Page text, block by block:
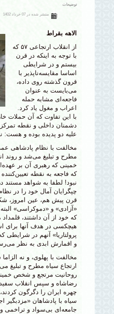
توضیحات
منتشر شده در 07 خرداد 1402
الاهه بقراط
از انقلاب ارتجاعی ۵۷ که
با توجه به اینکه در قرن
بیستم و در شرایطی
اساسا مقایسه‌ناپذیر با
قرون گذشته روی داده،
می‌بایست به عنوان
فاجعه‌ای مشابه حمله
اعراب و مغول یاد کرد.
با این تفاوت که آن حملات
دشمنان داخلی و نقطه تمرکز
علیه دو پدیده بوده و هست:
مخالفت با نظام پادشاهی
مطرح و تبلیغ می‌شد و روند
خمینی که رهبری آن بر
که فاجعه به نقطه
نبود! لطفا به شواهد مستند
چپگرایان آمال خود را در
قرن پیش هم، عین امروز،
«آزادی» و «دموکراسی»
که خود از آن داشتند،
هیچکسی در هدف آنها برای
پرولتاریا» آنهم در شرایطی
و اقمارش ابدی به نظر
مخالفت با پهلوی، و نه
ارتجاع سیاه مطرح و تبلیغ
روحانیت مرتجع و شخص
رضاشاه و سپس انقلاب
چهره ایران را دگرگون
سیاه با پادشاهان «مزدبگیر
جامعه‌ای بی‌سواد و تراخمی